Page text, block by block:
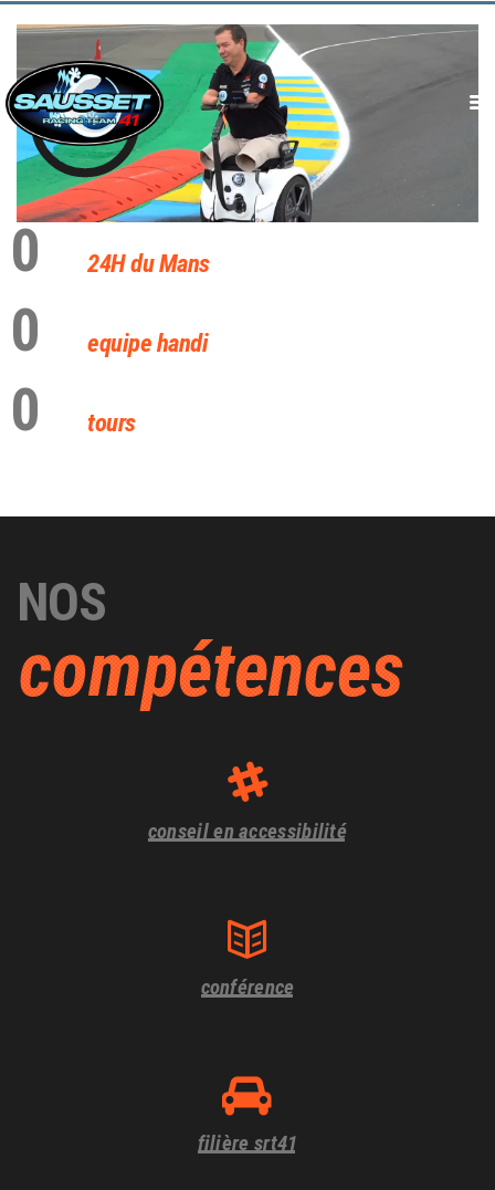
Accueil
L’Histoire
Conseil & Audit
LPAE
0 24H du Mans
0 equipe handi
0 tours
NOS
compétences
conseil en accessibilité
conférence
filière srt41